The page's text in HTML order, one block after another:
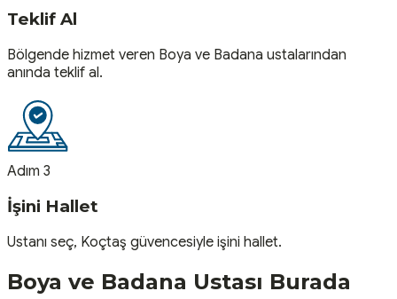
Teklif Al
Bölgende hizmet veren Boya ve Badana ustalarından
anında teklif al.
Adım 3
İşini Hallet
Ustanı seç, Koçtaş güvencesiyle işini hallet.
Boya ve Badana Ustası Burada